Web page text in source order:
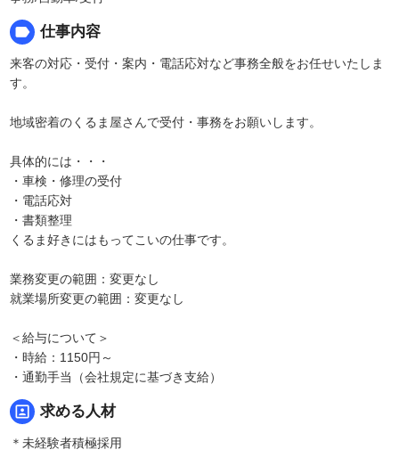
label 仕事内容
来客の対応・受付・案内・電話応対など事務全般をお任せいたしま
す。
地域密着のくるま屋さんで受付・事務をお願いします。
具体的には・・・
・車検・修理の受付
・電話応対
・書類整理
くるま好きにはもってこいの仕事です。
業務変更の範囲：変更なし
就業場所変更の範囲：変更なし
＜給与について＞
・時給：1150円～
・通勤手当（会社規定に基づき支給）
portrait 求める人材
＊未経験者積極採用